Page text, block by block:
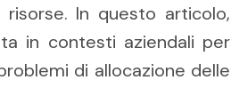
In questo articolo,
in contesti aziendali per
di allocazione delle